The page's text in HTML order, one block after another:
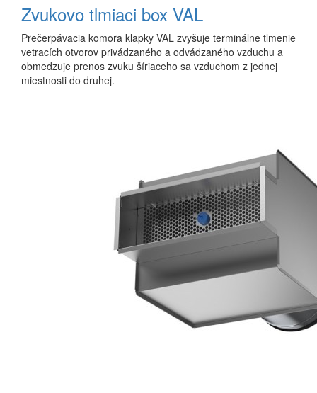
Zvukovo tlmiaci box VAL
Prečerpávacia komora klapky VAL zvyšuje terminálne tlmenie
vetracích otvorov privádzaného a odvádzaného vzduchu a
obmedzuje prenos zvuku šíriaceho sa vzduchom z jednej
miestnosti do druhej.